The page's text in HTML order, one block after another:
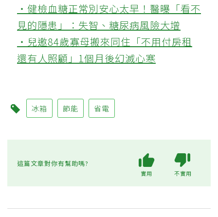
‧健檢血糖正常別安心太早！醫曝「看不
見的隱患」：失智、糖尿病風險大增
‧兒邀84歲寡母搬來同住「不用付房租
還有人照顧」1個月後幻滅心寒
冰箱 節能 省電
這篇文章對你有幫助嗎?
實用 不實用